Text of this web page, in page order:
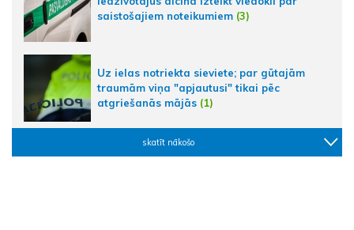
saistošajiem noteikumiem (3)
Uz ielas notriekta sieviete; par gūtajām
traumām viņa "apjautusi" tikai pēc
atgriešanās mājās (1)
skatīt nākošo